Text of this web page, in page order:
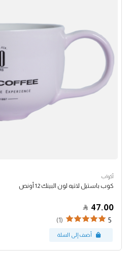
أكواب
كوب باستيل لاتيه لون البينك 12 أونص
47.00
5
(1)